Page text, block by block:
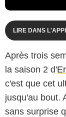
LIRE DANS
Après trois
la saison 2 d'
c'est que cet
jusqu'au bout.
sans surprise